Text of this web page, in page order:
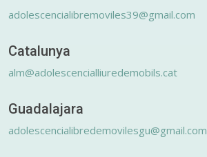
adolescencialibremoviles39@gmail.com
Catalunya
alm@adolescencialliuredemobils.cat
Guadalajara
adolescencialibredemovilesgu@gmail.com